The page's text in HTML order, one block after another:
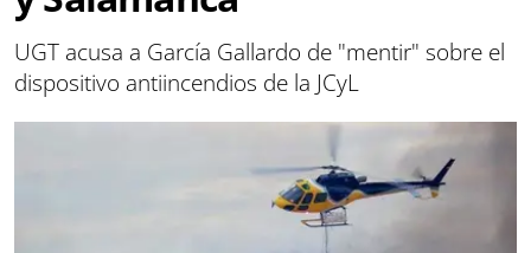
UGT acusa a García Gallardo de "mentir" sobre el
dispositivo antiincendios de la JCyL